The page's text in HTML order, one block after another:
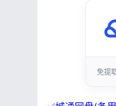
免提